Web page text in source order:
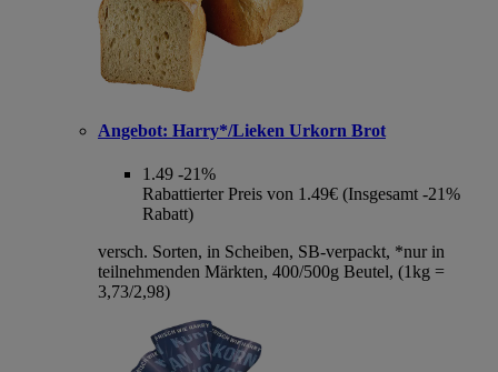
Angebot: Harry*/Lieken Urkorn Brot
1.49 -21%
Rabattierter Preis von 1.49€ (Insgesamt -21%
Rabatt)
versch. Sorten, in Scheiben, SB-verpackt, *nur in
teilnehmenden Märkten, 400/500g Beutel, (1kg =
3,73/2,98)